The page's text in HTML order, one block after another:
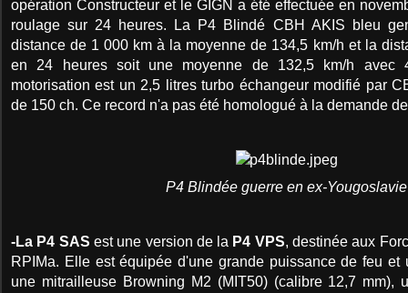
opération Constructeur et le GIGN a été effectuée en
roulage sur 24 heures. La P4 Blindé CBH AKIS bleu
distance de 1 000 km à la moyenne de 134,5 km/h et la
en 24 heures soit une moyenne de 132,5 km/h avec
motorisation est un 2,5 litres turbo échangeur modifié par
de 150 ch. Ce record n'a pas été homologué à la demande
P4 Blindée guerre en ex-Yougoslavie
-La P4 SAS est une version de la P4 VPS, destinée aux
RPIMa. Elle est équipée d'une grande puissance de feu et
une mitrailleuse Browning M2 (MIT50) (calibre 12,7 mm),